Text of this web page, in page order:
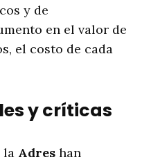
y de
en el valor de
el costo de cada
y críticas
la Adres han